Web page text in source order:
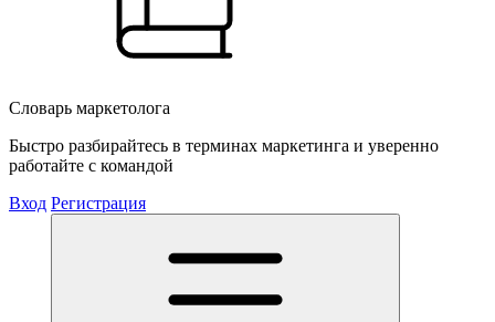
Словарь маркетолога
Быстро разбирайтесь в терминах маркетинга и уверенно
работайте с командой
Вход Регистрация